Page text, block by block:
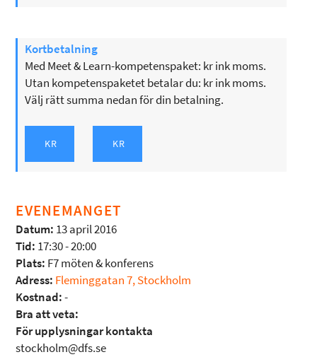
Kortbetalning
Med Meet & Learn-kompetenspaket: kr ink moms.
Utan kompetenspaketet betalar du: kr ink moms.
Välj rätt summa nedan för din betalning.
EVENEMANGET
Datum: 13 april 2016
Tid: 17:30 - 20:00
Plats: F7 möten & konferens
Adress: Fleminggatan 7, Stockholm
Kostnad:-
Bra att veta:
För upplysningar kontakta
stockholm@dfs.se